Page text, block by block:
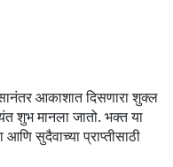
आकाशात दिसणारा शुक्ल
शुभ मानला जातो. भक्त या
सुदैवाच्या प्राप्तीसाठी